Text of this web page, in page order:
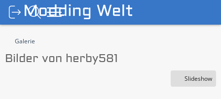
Galerie
Bilder von herby581
Slideshow